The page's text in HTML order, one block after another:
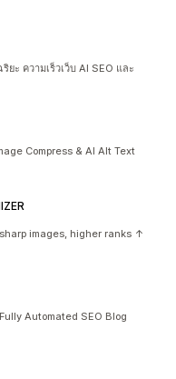
ะ ความเร็วเว็บ AI SEO และ
Compress & AI Alt Text
images, higher ranks ↑
Automated SEO Blog